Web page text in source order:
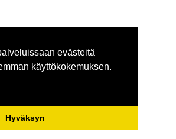
evästeitä
käyttökokemuksen.
Hyväksyn